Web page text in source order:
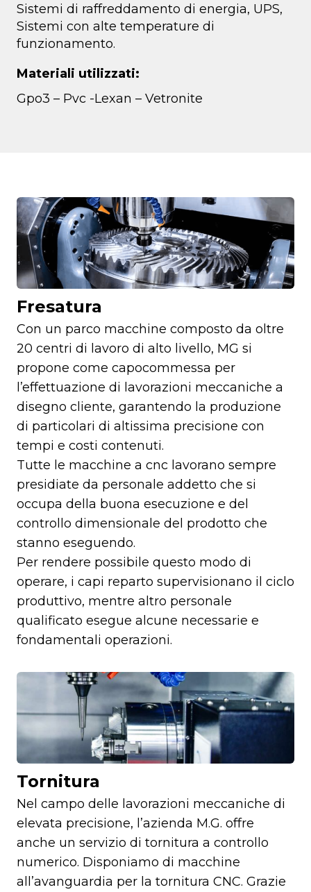
Sistemi di raffreddamento di energia, UPS,
Sistemi con alte temperature di
funzionamento.
Materiali utilizzati:
Gpo3 – Pvc -Lexan – Vetronite
Fresatura
Con un parco macchine composto da oltre
20 centri di lavoro di alto livello, MG si
propone come capocommessa per
l’effettuazione di lavorazioni meccaniche a
disegno cliente, garantendo la produzione
di particolari di altissima precisione con
tempi e costi contenuti.
Tutte le macchine a cnc lavorano sempre
presidiate da personale addetto che si
occupa della buona esecuzione e del
controllo dimensionale del prodotto che
stanno eseguendo.
Per rendere possibile questo modo di
operare, i capi reparto supervisionano il ciclo
produttivo, mentre altro personale
qualificato esegue alcune necessarie e
fondamentali operazioni.
Tornitura
Nel campo delle lavorazioni meccaniche di
elevata precisione, l’azienda M.G. offre
anche un servizio di tornitura a controllo
numerico. Disponiamo di macchine
all’avanguardia per la tornitura CNC. Grazie